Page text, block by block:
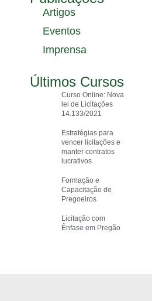
Artigos
Eventos
Imprensa
Últimos Cursos
Curso Online: Nova
lei de Licitações
14.133/2021
Estratégias para
vencer licitações e
manter contratos
lucrativos
Formação e
Capacitação de
Pregoeiros
Licitação com
Ênfase em Pregão